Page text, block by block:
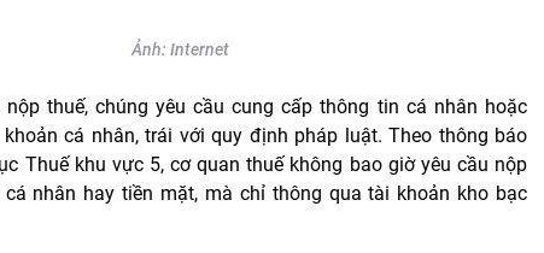
Ảnh: Internet
thuế, chúng yêu cầu cung cấp thông tin cá nhân hoặc
cá nhân, trái với quy định pháp luật. Theo thông báo
Thuế khu vực 5, cơ quan thuế không bao giờ yêu cầu nộp
nhân hay tiền mặt, mà chỉ thông qua tài khoản kho bạc